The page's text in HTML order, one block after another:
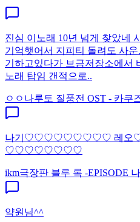
진심 이노래 10년 넘게 찾았네
기억햇어서 지피티 돌려도 사
기하고있다가 브금저장소에서
노래 탑임 갠적으로..
ㅇㅇ 나루토 질풍전 OST - 카쿠
나기♡♡♡♡♡♡♡♡♡ 레오
♡♡♡♡♡♡♡♡
ikm극장판 블루 록 -EPISODE
약원님^^